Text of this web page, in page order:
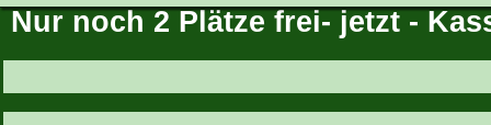
Hot News
Vereinsdiskussion
Vereine
Regeln & Tipps
Nur noch 2 Plätze frei- jetzt -